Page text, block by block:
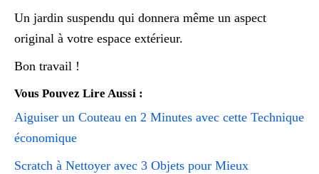
Un jardin suspendu qui donnera même un aspect
original à votre espace extérieur.
Bon travail !
Vous Pouvez Lire Aussi :
Aiguiser un Couteau en 2 Minutes avec cette Technique
économique
Scratch à Nettoyer avec 3 Objets pour Mieux